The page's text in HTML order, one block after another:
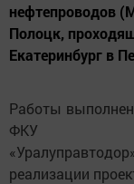
нефтепроводов
Полоцк,
Екатеринбург в
Работы
ФКУ
реализации